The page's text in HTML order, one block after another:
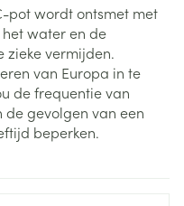
pot wordt ontsmet met
water en de
zieke vermijden.
van Europa in te
de frequentie van
gevolgen van een
beperken.